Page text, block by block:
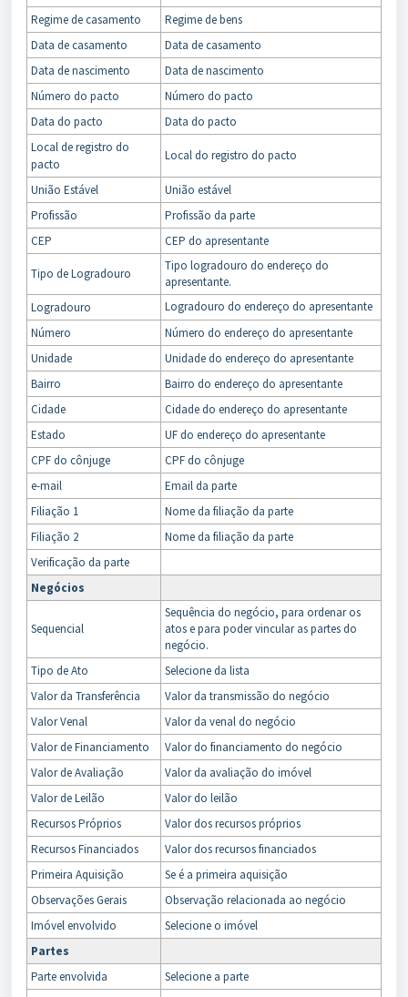
Regime de casamento
Regime de bens
Data de casamento
Data de casamento
Data de nascimento
Data de nascimento
Número do pacto
Número do pacto
Data do pacto
Data do pacto
Local de registro do
pacto
Local do registro do pacto
União Estável
União estável
Profissão
Profissão da parte
CEP
CEP do apresentante
Tipo de Logradouro
Tipo logradouro do endereço do
apresentante.
Logradouro
Logradouro do endereço do apresentante
Número
Número do endereço do apresentante
Unidade
Unidade do endereço do apresentante
Bairro
Bairro do endereço do apresentante
Cidade
Cidade do endereço do apresentante
Estado
UF do endereço do apresentante
CPF do cônjuge
CPF do cônjuge
e-mail
Email da parte
Filiação 1
Nome da filiação da parte
Filiação 2
Nome da filiação da parte
Verificação da parte
Negócios
Sequencial
Sequência do negócio, para ordenar os
atos e para poder vincular as partes do
negócio.
Tipo de Ato
Selecione da lista
Valor da Transferência
Valor da transmissão do negócio
Valor Venal
Valor da venal do negócio
Valor de Financiamento
Valor do financiamento do negócio
Valor de Avaliação
Valor da avaliação do imóvel
Valor de Leilão
Valor do leilão
Recursos Próprios
Valor dos recursos próprios
Recursos Financiados
Valor dos recursos financiados
Primeira Aquisição
Se é a primeira aquisição
Observações Gerais
Observação relacionada ao negócio
Imóvel envolvido
Selecione o imóvel
Partes
Parte envolvida
Selecione a parte